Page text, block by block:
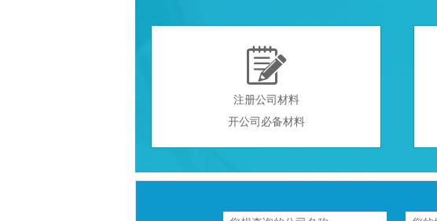

注册公司材料
开公司必备材料